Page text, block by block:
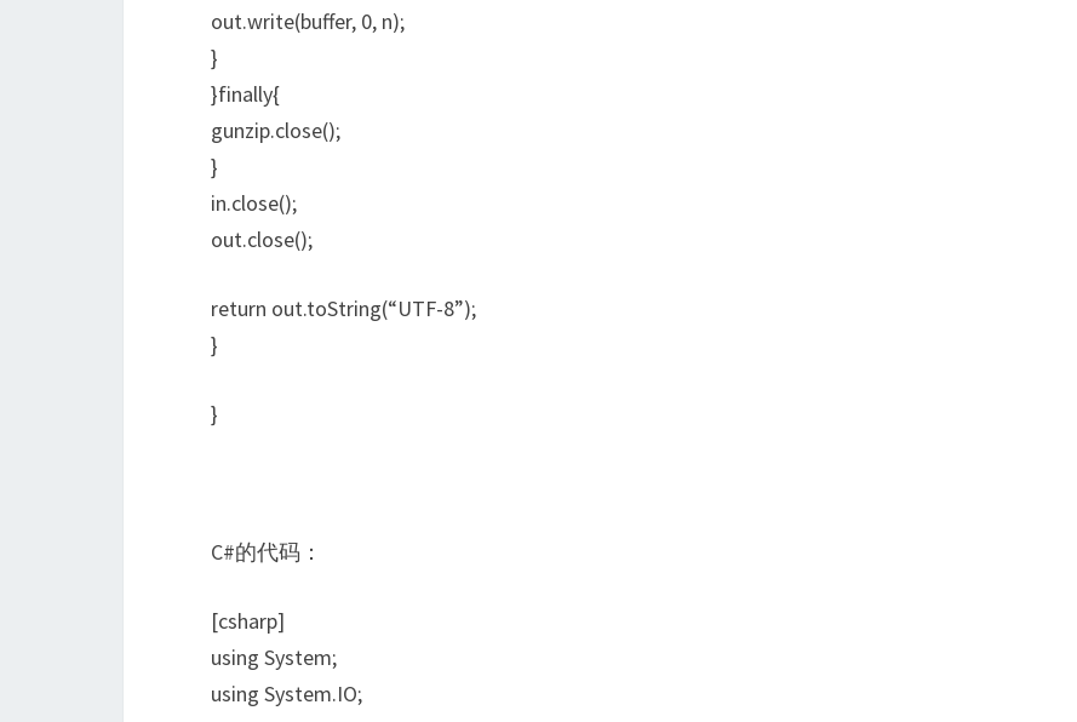
out.write(buffer, 0, n);
}
}finally{
gunzip.close();
}
in.close();
out.close();
return out.toString(“UTF-8”);
}
}
C#的代码：
[csharp]
using System;
using System.IO;